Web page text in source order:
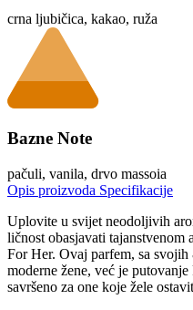
crna ljubičica, kakao, ruža
Bazne Note
pačuli, vanila, drvo massoia
Opis proizvoda Specifikacije
Uplovite u svijet neodoljivih
ličnost obasjavati tajanstvenom
For Her. Ovaj parfem, sa
moderne žene, već je
savršeno za one koje žele